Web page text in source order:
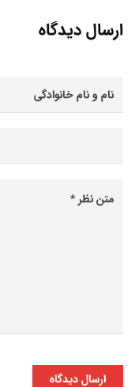
ارسال دیدگاه
ارسال دیدگاه